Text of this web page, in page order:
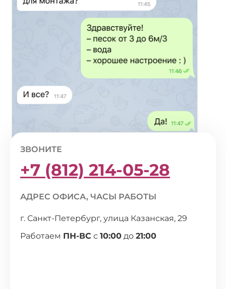
ЗВОНИТЕ
+7 (812) 214-05-28
АДРЕС ОФИСА, ЧАСЫ РАБОТЫ
г. Санкт-Петербург, улица Казанская, 29
Работаем ПН-ВС с 10:00 до 21:00